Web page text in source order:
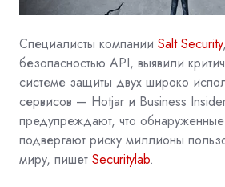
Специалисты компании Salt Security
безопасностью API, выявили
системе защиты двух широко
сервисов — Hotjar и Business
предупреждают, что обнаруженные
подвергают риску миллионы
миру, пишет Securitylab.